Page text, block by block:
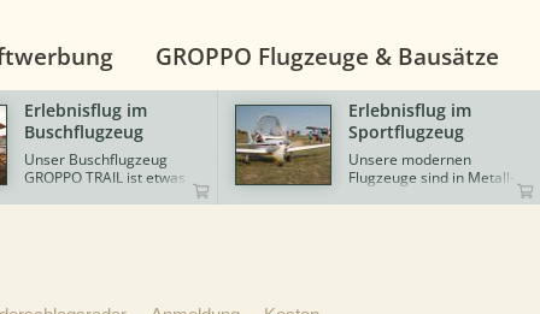
GROPPO Flugzeuge & Bausätze
im
Buschflugzeug
TRAIL ist etwas
und Landestrecken
Erlebnisflug im
Sportflugzeug
Unsere modernen
Flugzeuge sind in Metall-,